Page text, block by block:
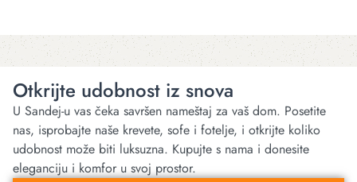
Otkrijte udobnost iz snova
U Sandej-u vas čeka savršen nameštaj za vaš dom. Posetite
nas, isprobajte naše krevete, sofe i fotelje, i otkrijte koliko
udobnost može biti luksuzna. Kupujte s nama i donesite
eleganciju i komfor u svoj prostor.